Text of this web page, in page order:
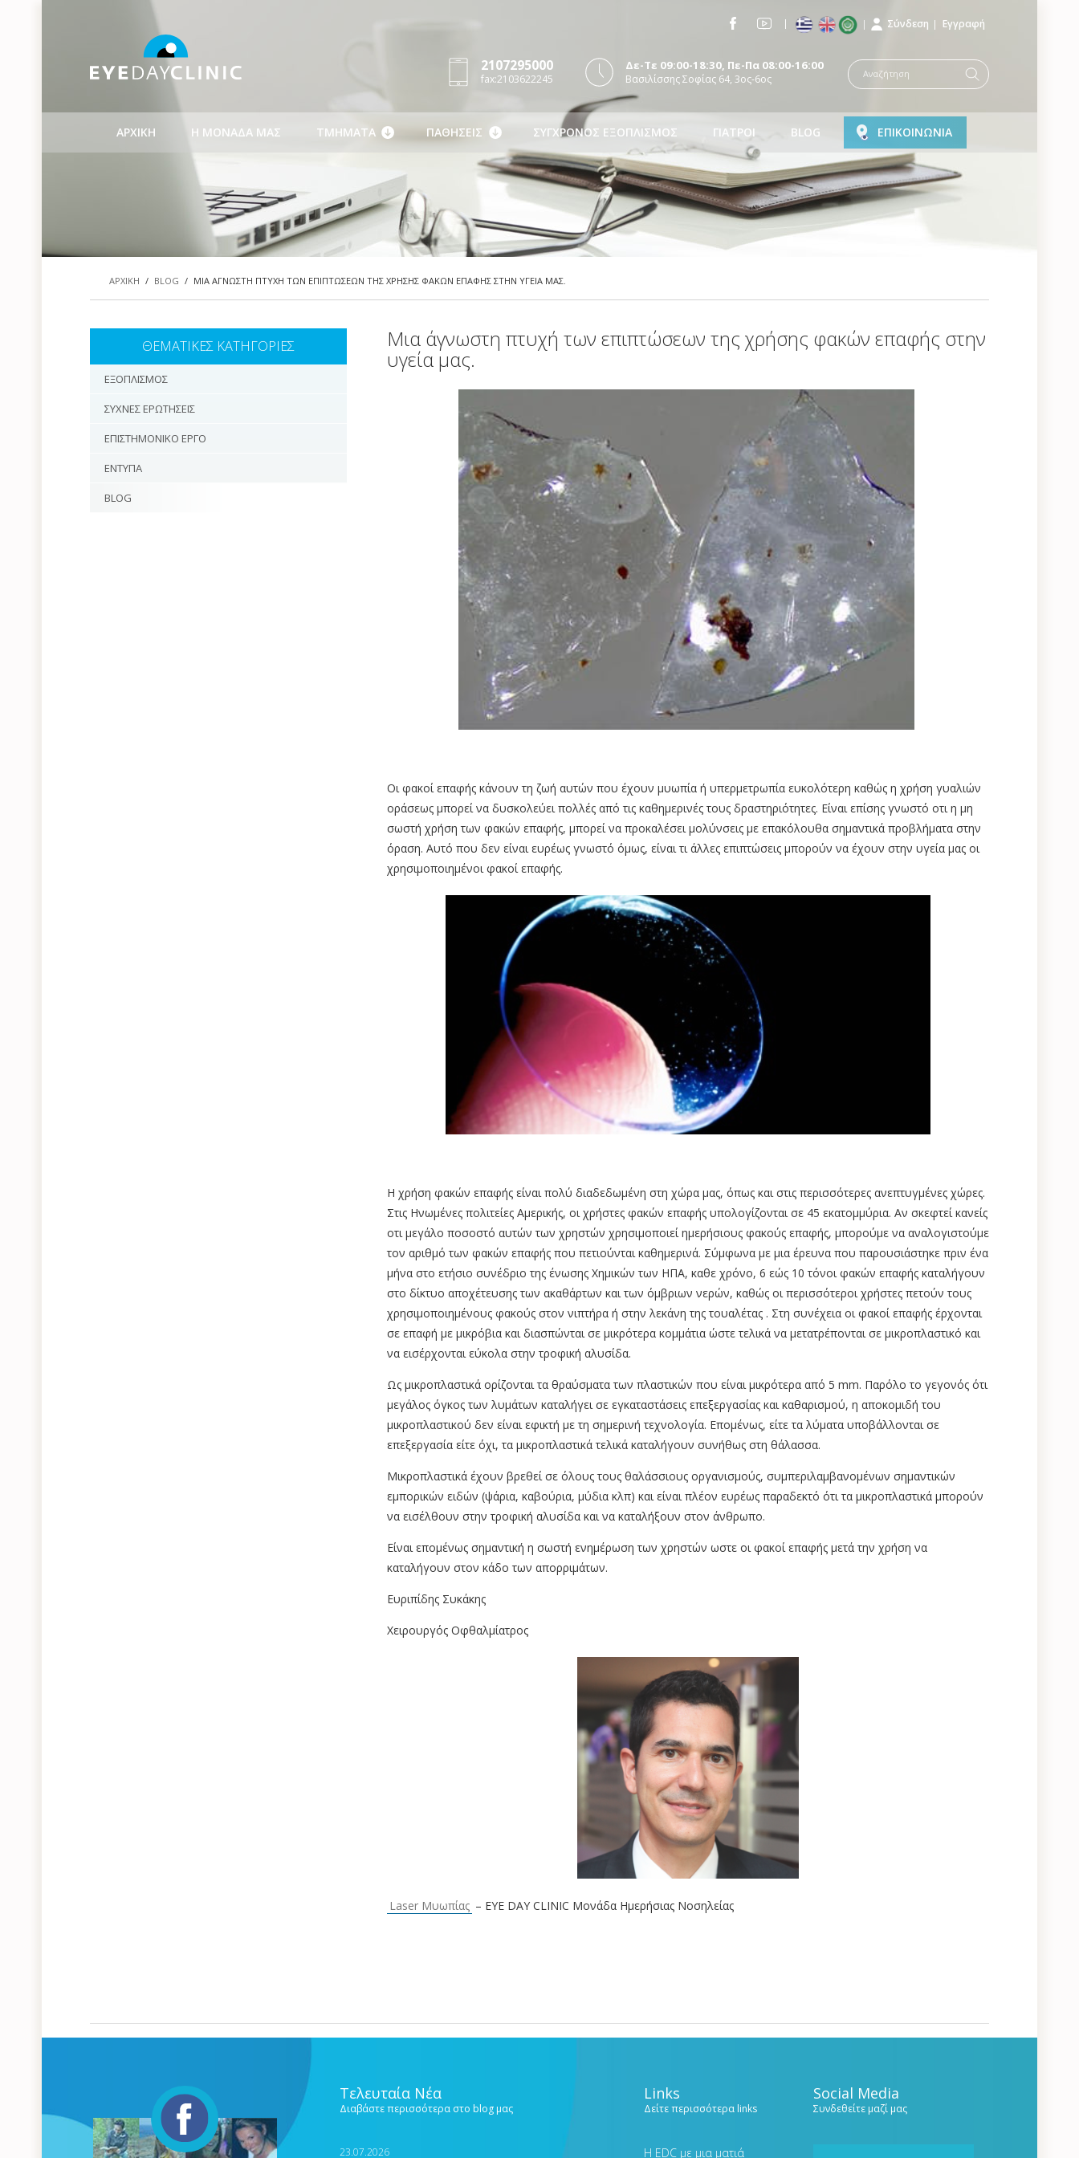
Εγγραφή
Σύνδεση
Δε-Τε 09:00-18:30, Πε-Πα 08:00-16:00
Βασιλίσσης Σοφίας 64, 3ος-6ος
2107295000
fax:2103622245
ΑΡΧΙΚΗ Η ΜΟΝΑΔΑ ΜΑΣ ΤΜΗΜΑΤΑ ΠΑΘΗΣΕΙΣ ΣΥΓΧΡΟΝΟΣ ΕΞΟΠΛΙΣΜΟΣ ΓΙΑΤΡΟΙ BLOG ΕΠΙΚΟΙΝΩΝΙΑ
ΑΡΧΙΚΗ / BLOG / ΜΙΑ ΑΓΝΩΣΤΗ ΠΤΥΧΗ ΤΩΝ ΕΠΙΠΤΩΣΕΩΝ ΤΗΣ ΧΡΗΣΗΣ ΦΑΚΩΝ ΕΠΑΦΗΣ ΣΤΗΝ ΥΓΕΙΑ ΜΑΣ.
ΘΕΜΑΤΙΚΕΣ ΚΑΤΗΓΟΡΙΕΣ
ΕΞΟΠΛΙΣΜΟΣ
ΣΥΧΝΕΣ ΕΡΩΤΗΣΕΙΣ
ΕΠΙΣΤΗΜΟΝΙΚΟ ΕΡΓΟ
ΕΝΤΥΠΑ
BLOG
Μια άγνωστη πτυχή των επιπτώσεων της χρήσης φακών επαφής στην
υγεία μας.
Οι φακοί επαφής κάνουν τη ζωή αυτών που έχουν μυωπία ή υπερμετρωπία ευκολότερη καθώς η χρήση γυαλιών
οράσεως μπορεί να δυσκολεύει πολλές από τις καθημερινές τους δραστηριότητες. Είναι επίσης γνωστό οτι η μη
σωστή χρήση των φακών επαφής, μπορεί να προκαλέσει μολύνσεις με επακόλουθα σημαντικά προβλήματα στην
όραση. Αυτό που δεν είναι ευρέως γνωστό όμως, είναι τι άλλες επιπτώσεις μπορούν να έχουν στην υγεία μας οι
χρησιμοποιημένοι φακοί επαφής.
Η χρήση φακών επαφής είναι πολύ διαδεδωμένη στη χώρα μας, όπως και στις περισσότερες ανεπτυγμένες χώρες.
Στις Ηνωμένες πολιτείες Αμερικής, οι χρήστες φακών επαφής υπολογίζονται σε 45 εκατομμύρια. Αν σκεφτεί κανείς
οτι μεγάλο ποσοστό αυτών των χρηστών χρησιμοποιεί ημερήσιους φακούς επαφής, μπορούμε να αναλογιστούμε
τον αριθμό των φακών επαφής που πετιούνται καθημερινά. Σύμφωνα με μια έρευνα που παρουσιάστηκε πριν ένα
μήνα στο ετήσιο συνέδριο της ένωσης Χημικών των ΗΠΑ, καθε χρόνο, 6 εώς 10 τόνοι φακών επαφής καταλήγουν
στο δίκτυο αποχέτευσης των ακαθάρτων και των όμβριων νερών, καθώς οι περισσότεροι χρήστες πετούν τους
χρησιμοποιημένους φακούς στον νιπτήρα ή στην λεκάνη της τουαλέτας . Στη συνέχεια οι φακοί επαφής έρχονται
σε επαφή με μικρόβια και διασπώνται σε μικρότερα κομμάτια ώστε τελικά να μετατρέπονται σε μικροπλαστικό και
να εισέρχονται εύκολα στην τροφική αλυσίδα.
Ως μικροπλαστικά ορίζονται τα θραύσματα των πλαστικών που είναι μικρότερα από 5 mm. Παρόλο το γεγονός ότι
μεγάλος όγκος των λυμάτων καταλήγει σε εγκαταστάσεις επεξεργασίας και καθαρισμού, η αποκομιδή του
μικροπλαστικού δεν είναι εφικτή με τη σημερινή τεχνολογία. Επομένως, είτε τα λύματα υποβάλλονται σε
επεξεργασία είτε όχι, τα μικροπλαστικά τελικά καταλήγουν συνήθως στη θάλασσα.
Μικροπλαστικά έχουν βρεθεί σε όλους τους θαλάσσιους οργανισμούς, συμπεριλαμβανομένων σημαντικών
εμπορικών ειδών (ψάρια, καβούρια, μύδια κλπ) και είναι πλέον ευρέως παραδεκτό ότι τα μικροπλαστικά μπορούν
να εισέλθουν στην τροφική αλυσίδα και να καταλήξουν στον άνθρωπο.
Είναι επομένως σημαντική η σωστή ενημέρωση των χρηστών ωστε οι φακοί επαφής μετά την χρήση να
καταλήγουν στον κάδο των απορριμάτων.
Ευριπίδης Συκάκης
Χειρουργός Οφθαλμίατρος
Laser Μυωπίας – EYE DAY CLINIC Μονάδα Ημερήσιας Νοσηλείας
Τελευταία Νέα
Διαβάστε περισσότερα στο blog μας
23.07.2026
Links
Δείτε περισσότερα links
Η EDC με μια ματιά
Social Media
Συνδεθείτε μαζί μας